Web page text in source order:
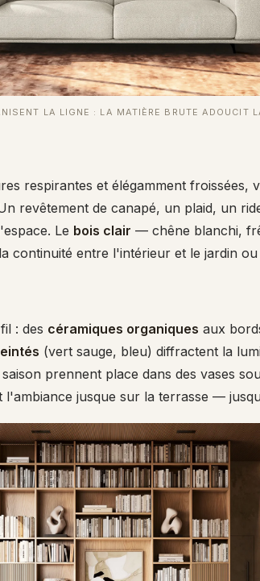
LA LIGNE : LA MATIÈRE BRUTE ADOUCIT
respirantes et élégamment froissées,
revêtement de canapé, un plaid, un
Le bois clair — chêne blanchi,
continuité entre l'intérieur et le jardin
: des céramiques organiques aux
(vert sauge, bleu) diffractent la
prennent place dans des vases
l'ambiance jusque sur la terrasse —